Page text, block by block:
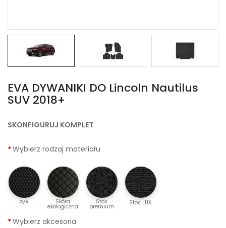
EVA DYWANIKІ DO Lincoln Nautilus
SUV 2018+
SKONFIGURUJ KOMPLET
Wybierz rodzaj materiału
EVA Skóra
ekologiczna
Stos
premium
Stos LUX
Wybierz akcesoria